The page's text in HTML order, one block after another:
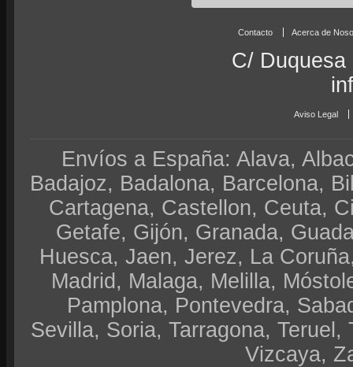
Contacto Acerca de
C/ Duquesa
Aviso Legal
Envíos a España: Alava,
Badajoz, Badalona, Barcelona,
Cartagena, Castellon, Ceuta,
Getafe, Gijón, Granada,
Huesca, Jaen, Jerez, La
Madrid, Malaga, Melilla,
Pamplona, Pontevedra,
Sevilla, Soria, Tarragona,
Vizcaya,